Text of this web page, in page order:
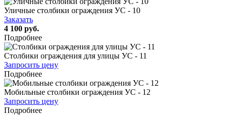
Уличные столбики ограждения УС - 10
Заказать
4 100 руб.
Подробнее
Столбики ограждения для улицы УС - 11
Запросить цену
Подробнее
Мобильные столбики ограждения УС - 12
Запросить цену
Подробнее